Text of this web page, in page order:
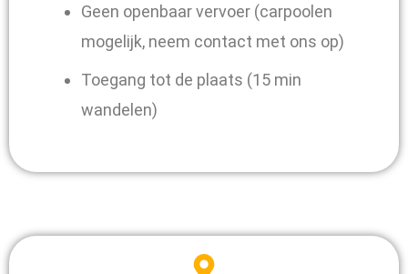
Geen openbaar vervoer (carpoolen
mogelijk, neem contact met ons op)
Toegang tot de plaats (15 min
wandelen)